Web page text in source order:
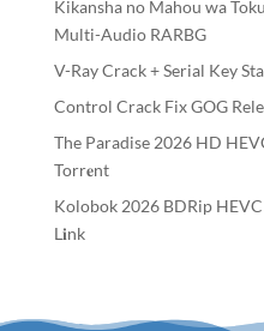
Kikansha no Mahou wa
Multi-Audio RARBG
V-Ray Crack + Serial Key
Control Crack Fix GOG
The Paradise 2026 HD
Torr𝐞nt
Kolobok 2026 BDRip
L𝐢nk